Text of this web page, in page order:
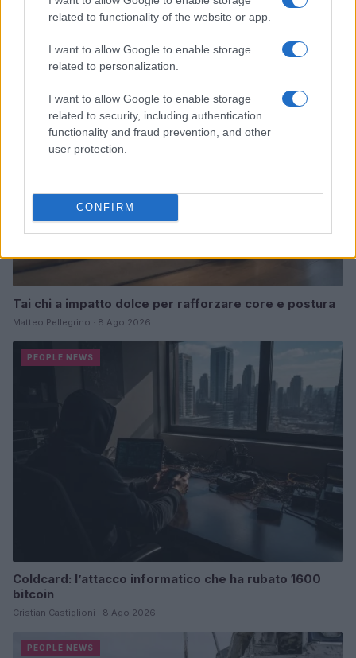
related to functionality of the website or app.
I want to allow Google to enable storage
related to personalization.
I want to allow Google to enable storage
related to security, including authentication
functionality and fraud prevention, and other
user protection.
CONFIRM
Continua a leggere
Tai chi a impatto dolce per rafforzare core e postura
Matteo Pellegrino · 8 Ago 2026
PEOPLE NEWS
Coldcard: l’attacco informatico che ha rubato 1600
bitcoin
Cristian Castiglioni · 8 Ago 2026
PEOPLE NEWS